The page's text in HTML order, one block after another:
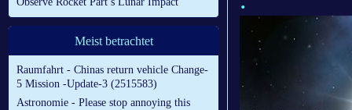
Meist betrachtet
Raumfahrt - Chinas return vehicle Change-
5 Mission -Update-3 (2515583)
Astronomie - Please stop annoying this